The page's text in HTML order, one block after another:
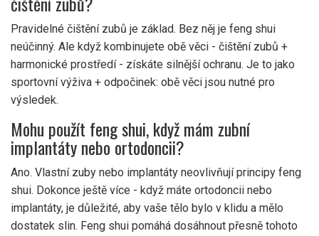
Pravidelné čištění zubů je základ. Bez něj je feng shui
neúčinný. Ale když kombinujete obě věci - čištění zubů +
harmonické prostředí - získáte silnější ochranu. Je to jako
sportovní výživa + odpočinek: obě věci jsou nutné pro
výsledek.
Mohu použít feng shui, když mám zubní
implantáty nebo ortodoncii?
Ano. Vlastní zuby nebo implantáty neovlivňují principy feng
shui. Dokonce ještě více - když máte ortodoncii nebo
implantáty, je důležité, aby vaše tělo bylo v klidu a mělo
dostatek slin. Feng shui pomáhá dosáhnout přesně tohoto